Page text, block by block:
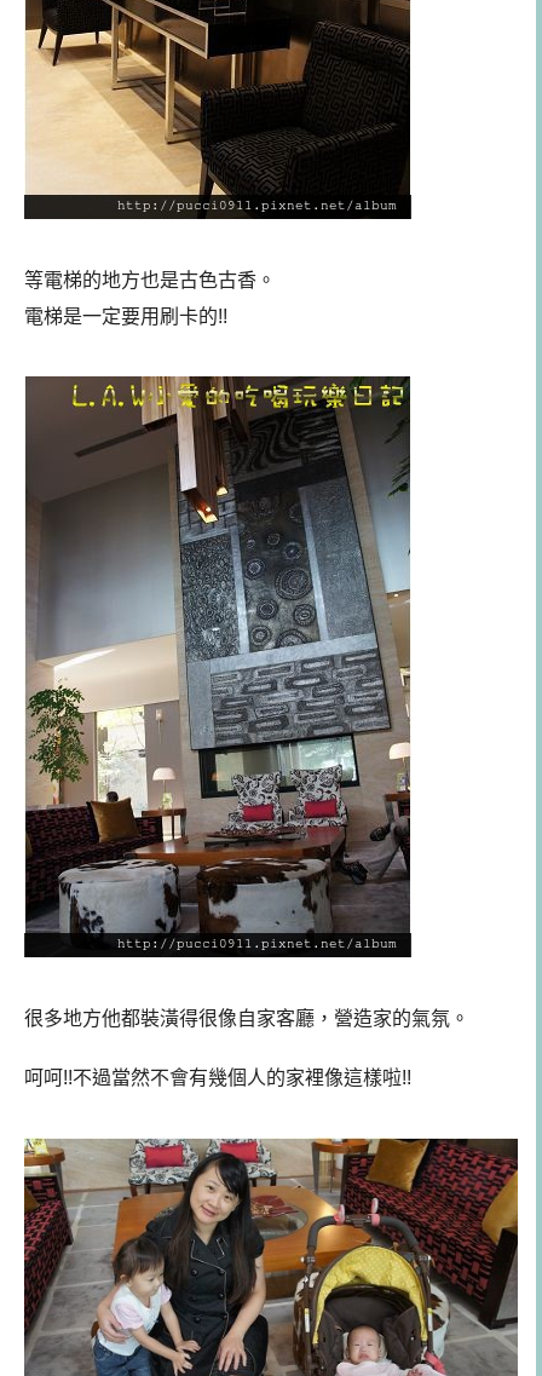
等電梯的地方也是古色古香。
電梯是一定要用刷卡的!!
很多地方他都裝潢得很像自家客廳，營造家的氣氛。
呵呵!!不過當然不會有幾個人的家裡像這樣啦!!